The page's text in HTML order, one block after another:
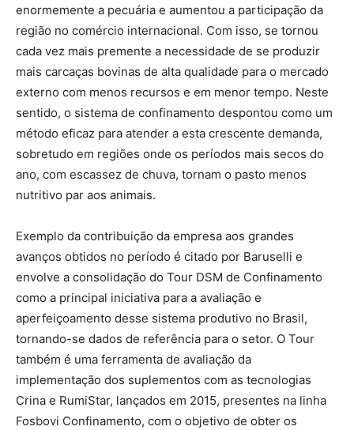
enormemente a pecuária e aumentou a participação da
região no comércio internacional. Com isso, se tornou
cada vez mais premente a necessidade de se produzir
mais carcaças bovinas de alta qualidade para o mercado
externo com menos recursos e em menor tempo. Neste
sentido, o sistema de confinamento despontou como um
método eficaz para atender a esta crescente demanda,
sobretudo em regiões onde os períodos mais secos do
ano, com escassez de chuva, tornam o pasto menos
nutritivo par aos animais.
Exemplo da contribuição da empresa aos grandes
avanços obtidos no período é citado por Baruselli e
envolve a consolidação do Tour DSM de Confinamento
como a principal iniciativa para a avaliação e
aperfeiçoamento desse sistema produtivo no Brasil,
tornando-se dados de referência para o setor. O Tour
também é uma ferramenta de avaliação da
implementação dos suplementos com as tecnologias
Crina e RumiStar, lançados em 2015, presentes na linha
Fosbovi Confinamento, com o objetivo de obter os